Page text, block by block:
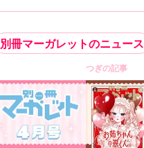
別冊マーガレットのニュース
つぎの記事